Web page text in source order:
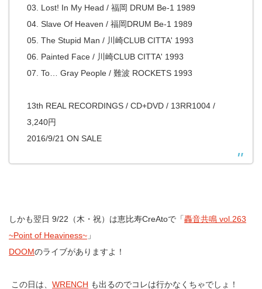
03. Lost! In My Head / 福岡 DRUM Be-1 1989
04. Slave Of Heaven / 福岡DRUM Be-1 1989
05. The Stupid Man / 川崎CLUB CITTA' 1993
06. Painted Face / 川崎CLUB CITTA' 1993
07. To… Gray People / 難波 ROCKETS 1993
13th REAL RECORDINGS / CD+DVD / 13RR1004 /
3,240円
2016/9/21 ON SALE
しかも翌日 9/22（木・祝）は恵比寿CreAtoで「轟音共鳴 vol.263
~Point of Heaviness~ 」
DOOMのライブがありますよ！
この日は、 WRENCH も出るのでコレは行かなくちゃでしょ！